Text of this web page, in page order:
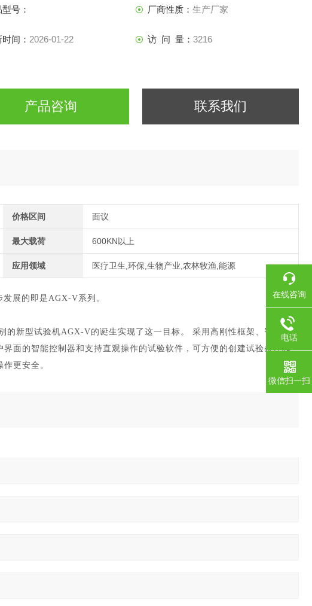
号： 厂商性质： 生产厂家
间： 2026-01-22 访 问 量： 3216
产品咨询 联系我们
价格区间 面议
最大载荷 600KN以上
应用领域 医疗卫生,环保,生物产业,农林牧渔,能源
展的即是AGX-V系列。
的新型试验机AGX-V的诞生实现了这一目标。 采用高刚性框架、智能横
面的智能控制器和支持直观操作的试验软件，可方便的创建试验条件和
更安全。
在线咨询
电话
微信扫一扫